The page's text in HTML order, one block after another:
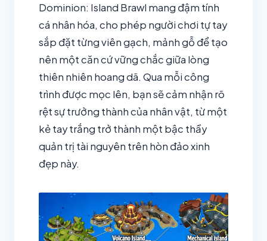
Dominion: Island Brawl mang đậm tính
cá nhân hóa, cho phép người chơi tự tay
sắp đặt từng viên gạch, mảnh gỗ để tạo
nên một căn cứ vững chắc giữa lòng
thiên nhiên hoang dã. Qua mỗi công
trình được mọc lên, bạn sẽ cảm nhận rõ
rệt sự trưởng thành của nhân vật, từ một
kẻ tay trắng trở thành một bậc thầy
quản trị tài nguyên trên hòn đảo xinh
đẹp này.